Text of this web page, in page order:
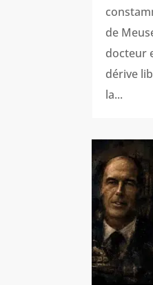
de
docteur
dérive
la...